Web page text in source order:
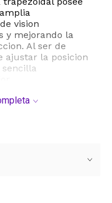
vision
y mejorando la
Al ser de
ajustar la posicion
calidad como
estas